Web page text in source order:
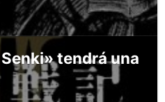
tendrá una